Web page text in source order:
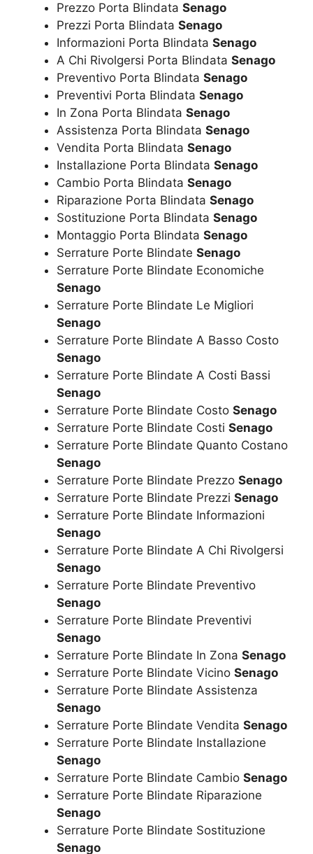
Prezzo Porta Blindata Senago
Prezzi Porta Blindata Senago
Informazioni Porta Blindata Senago
A Chi Rivolgersi Porta Blindata Senago
Preventivo Porta Blindata Senago
Preventivi Porta Blindata Senago
In Zona Porta Blindata Senago
Assistenza Porta Blindata Senago
Vendita Porta Blindata Senago
Installazione Porta Blindata Senago
Cambio Porta Blindata Senago
Riparazione Porta Blindata Senago
Sostituzione Porta Blindata Senago
Montaggio Porta Blindata Senago
Serrature Porte Blindate Senago
Serrature Porte Blindate Economiche
Senago
Serrature Porte Blindate Le Migliori
Senago
Serrature Porte Blindate A Basso Costo
Senago
Serrature Porte Blindate A Costi Bassi
Senago
Serrature Porte Blindate Costo Senago
Serrature Porte Blindate Costi Senago
Serrature Porte Blindate Quanto Costano
Senago
Serrature Porte Blindate Prezzo Senago
Serrature Porte Blindate Prezzi Senago
Serrature Porte Blindate Informazioni
Senago
Serrature Porte Blindate A Chi Rivolgersi
Senago
Serrature Porte Blindate Preventivo
Senago
Serrature Porte Blindate Preventivi
Senago
Serrature Porte Blindate In Zona Senago
Serrature Porte Blindate Vicino Senago
Serrature Porte Blindate Assistenza
Senago
Serrature Porte Blindate Vendita Senago
Serrature Porte Blindate Installazione
Senago
Serrature Porte Blindate Cambio Senago
Serrature Porte Blindate Riparazione
Senago
Serrature Porte Blindate Sostituzione
Senago